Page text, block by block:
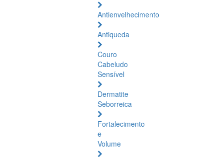
Antienvelhecimento
Antiqueda
Couro
Cabeludo
Sensível
Dermatite
Seborreica
Fortalecimento
e
Volume